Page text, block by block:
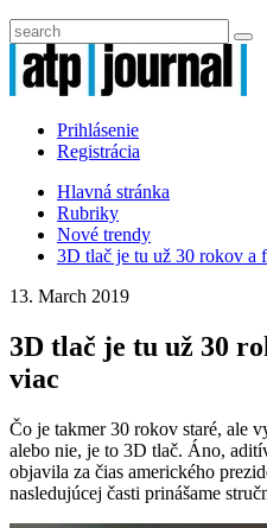
Prihlásenie
Registrácia
Hlavná stránka
Rubriky
Nové trendy
3D tlač je tu už 30 rokov a
13. March 2019
3D tlač je tu už 30
viac
Čo je takmer 30 rokov staré, ale
alebo nie, je to 3D tlač. Áno,
objavila za čias amerického
nasledujúcej časti prinášame